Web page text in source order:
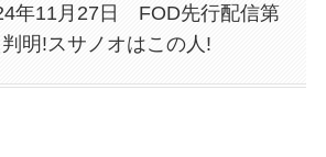
年11月27日 FOD先行配信第
明!スサノオはこの人!